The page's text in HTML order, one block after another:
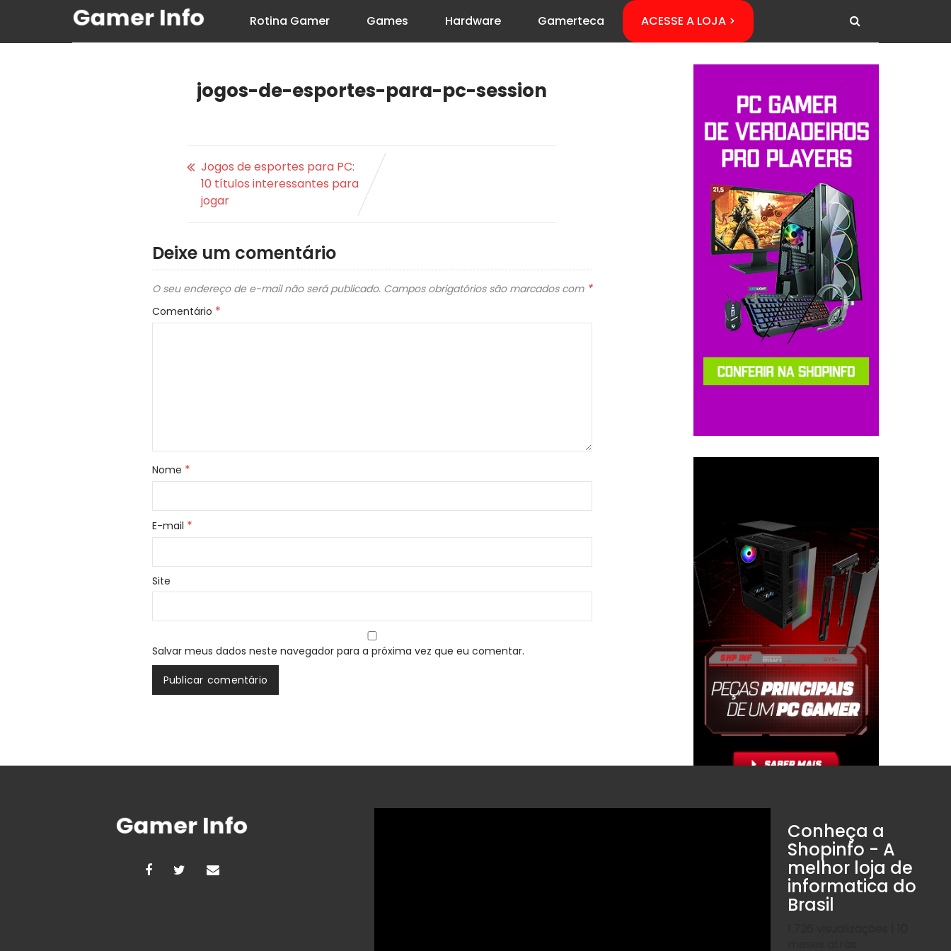
Rotina Gamer Games Hardware Gamerteca ACESSE A LOJA >
jogos-de-esportes-para-pc-session
Jogos de esportes para PC:
10 títulos interessantes para
jogar
Deixe um comentário
O seu endereço de e-mail não será publicado. Campos obrigatórios são marcados com *
Comentário *
Nome *
E-mail *
Site
Salvar meus dados neste navegador para a próxima vez que eu comentar.
Conheça a
Shopinfo - A
melhor loja de
informatica do
Brasil